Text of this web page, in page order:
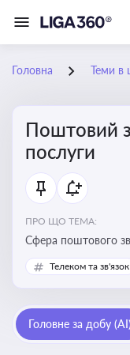
Головна Теми в
Поштовий
послуги
ПРО ЩО ТЕМА:
Сфера поштового
контроль послуг
регулюється
ліцензійних умов,
забезпечення прав
Телеком та зв'язок
Головне за добу (AI)